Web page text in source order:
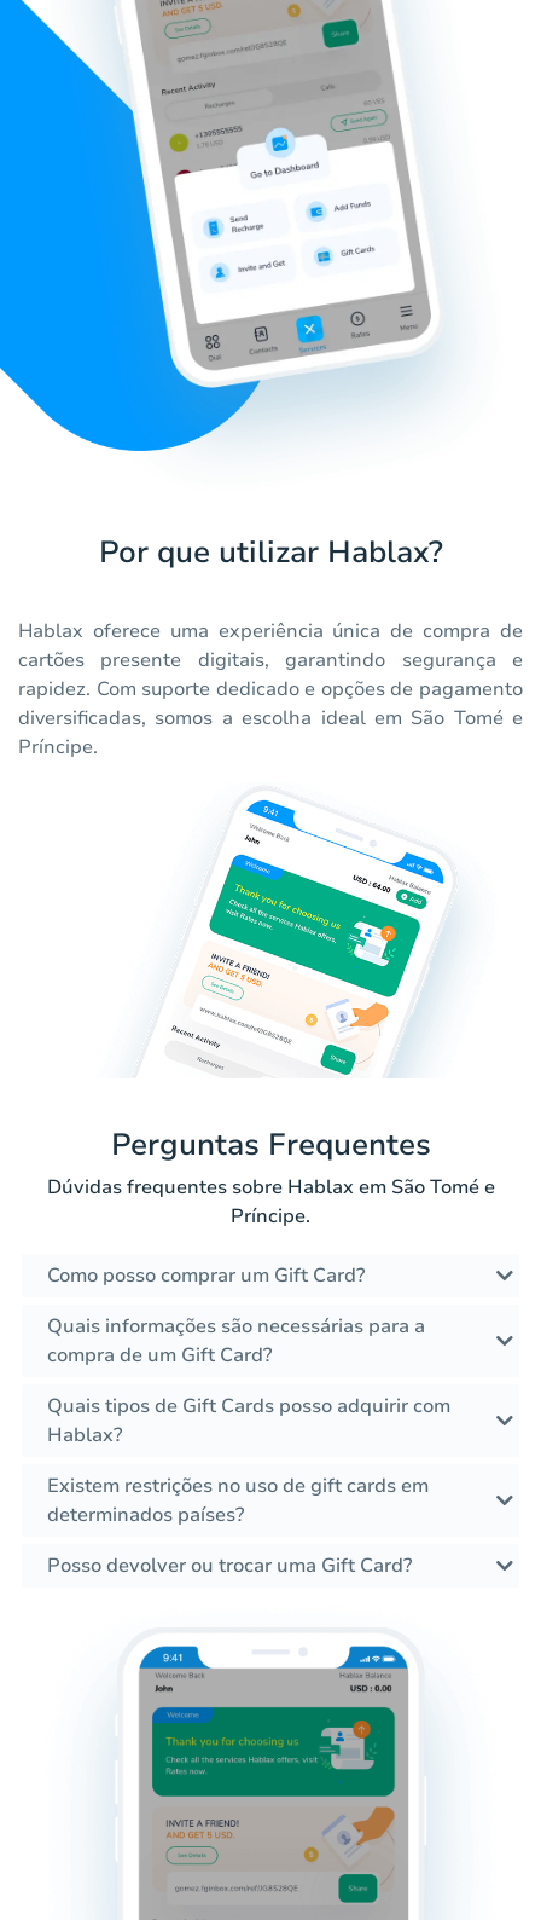
Por que utilizar Hablax?
Hablax oferece uma experiência única de compra de
cartões presente digitais, garantindo segurança e
rapidez. Com suporte dedicado e opções de pagamento
diversificadas, somos a escolha ideal em São Tomé e
Príncipe.
Perguntas Frequentes
Dúvidas frequentes sobre Hablax em São Tomé e
Príncipe.
Como posso comprar um Gift Card?
Quais informações são necessárias para a
compra de um Gift Card?
Quais tipos de Gift Cards posso adquirir com
Hablax?
Existem restrições no uso de gift cards em
determinados países?
Posso devolver ou trocar uma Gift Card?